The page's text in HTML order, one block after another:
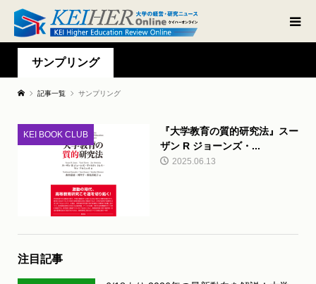
サンプリング
記事一覧 サンプリング
KEI BOOK CLUB
『大学教育の質的研究法』スー
ザン R ジョーンズ・...
2025.06.13
注目記事